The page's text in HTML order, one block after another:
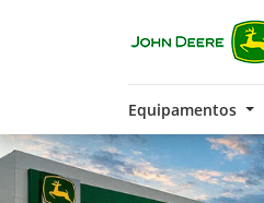
Equipamentos